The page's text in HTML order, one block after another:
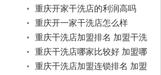
重庆开家干洗店的利润高吗
重庆开一家干洗店怎么样
重庆干洗店加盟排名 加盟干洗
店一般费用
重庆干洗店哪家比较好 加盟哪
家好
重庆干洗店加盟连锁排名 加盟